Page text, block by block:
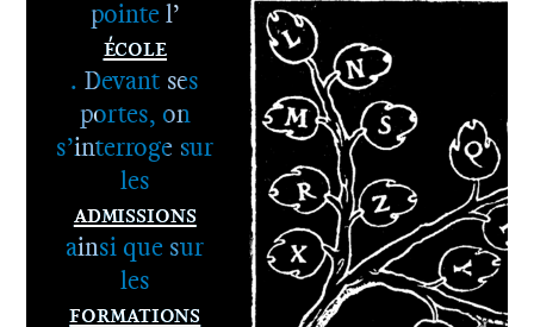
pointe l’
École
. Devant ses
portes, on
s’interroge sur
les
Admissions
ainsi que sur
les
Formations